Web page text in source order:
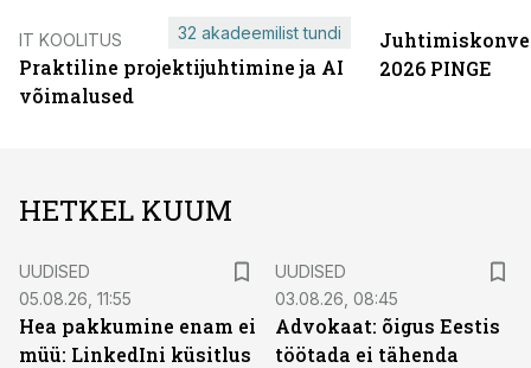
IT KOOLITUS
Praktiline projektijuhtimine ja AI
võimalused
32 akadeemilist tundi
2026 PINGE
HETKEL KUUM
UUDISED
05.08.26, 11:55
Hea pakkumine enam ei
müü: LinkedIni küsitlus
UUDISED
03.08.26, 08:45
Advokaat: õigus Eestis
töötada ei tähenda